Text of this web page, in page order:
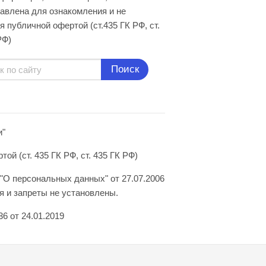
для ознакомления и не
публичной офертой (ст.435 ГК РФ, cт.
Поиск
(ст. 435 ГК РФ, ст. 435 ГК РФ)
персональных данных" от 27.07.2006
запреты не установлены.
от 24.01.2019